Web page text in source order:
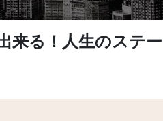
来る！人生のステ